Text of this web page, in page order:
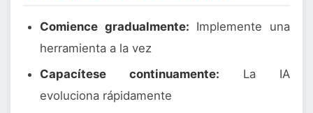
Comience gradualmente: Implemente una
herramienta a la vez
Capacítese continuamente: La IA
evoluciona rápidamente